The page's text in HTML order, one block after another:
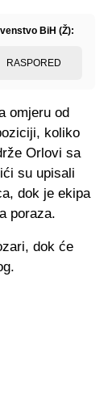
BiH (Ž):
RASPORED
omjeru od
koliko
Orlovi sa
su upisali
dok je ekipa
poraza.
dok će